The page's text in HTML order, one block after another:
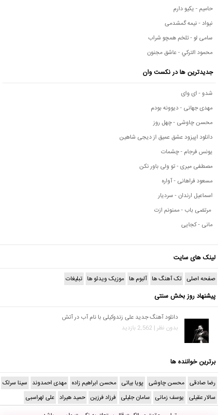
حامیم - یکیو دارم
نیواد - نیمه گمشدمی
سامی لو - تلخم همچو شراب
محمود التركي - عاشق مجنون
جدیدترین ها در نکست وان
شدو - ای وای
مهدی جهانی - دیوونه بودم
محسن چاوشی - چهل روز
دانلود اپیزود عشق عمیق از دیجی شاهین
یونس فرجام - چشمات
مصطفی میری - تو ولی باور نکن
مسعود فراهانی - آواره
اسماعیل ارندان - سردیار
مرتضی باب - ممنونم ازت
مانی - کجایی
لینک های سایت
صفحه اصلی تک آهنگ ها آلبوم ها موزیک ویدئو ها تبلیغات
پیشنهاد روز بخش سنتی
دانلود آهنگ جدید علی زندوکیلی با نام آب در آتش
بدون نظر | 2,562 بازدید
برترین خواننده ها
رضا صادقی محسن چاوشی پویا بیاتی محسن ابراهیم زاده مهدی احمدوند سینا سرلک
سالار عقیلی یوسف زمانی سامان جلیلی فرزاد فرزین حمید هیراد علی لهراسبی